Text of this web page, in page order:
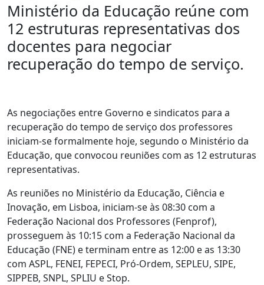
Ministério da Educação reúne com
12 estruturas representativas dos
docentes para negociar
recuperação do tempo de serviço.
As negociações entre Governo e sindicatos para a
recuperação do tempo de serviço dos professores
iniciam-se formalmente hoje, segundo o Ministério da
Educação, que convocou reuniões com as 12 estruturas
representativas.
As reuniões no Ministério da Educação, Ciência e
Inovação, em Lisboa, iniciam-se às 08:30 com a
Federação Nacional dos Professores (Fenprof),
prosseguem às 10:15 com a Federação Nacional da
Educação (FNE) e terminam entre as 12:00 e as 13:30
com ASPL, FENEI, FEPECI, Pró-Ordem, SEPLEU, SIPE,
SIPPEB, SNPL, SPLIU e Stop.